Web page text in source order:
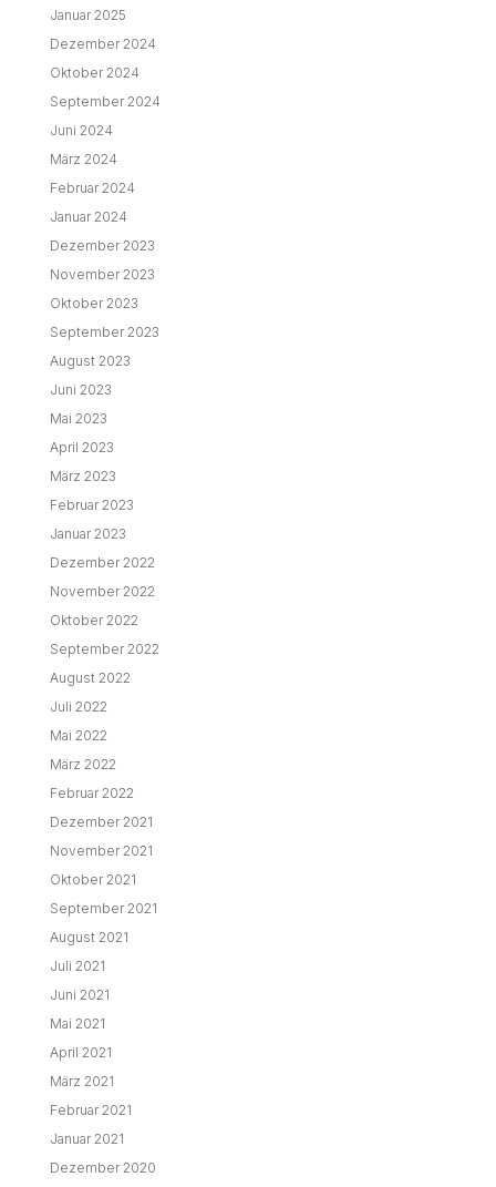
Januar 2025
Dezember 2024
Oktober 2024
September 2024
Juni 2024
März 2024
Februar 2024
Januar 2024
Dezember 2023
November 2023
Oktober 2023
September 2023
August 2023
Juni 2023
Mai 2023
April 2023
März 2023
Februar 2023
Januar 2023
Dezember 2022
November 2022
Oktober 2022
September 2022
August 2022
Juli 2022
Mai 2022
März 2022
Februar 2022
Dezember 2021
November 2021
Oktober 2021
September 2021
August 2021
Juli 2021
Juni 2021
Mai 2021
April 2021
März 2021
Februar 2021
Januar 2021
Dezember 2020